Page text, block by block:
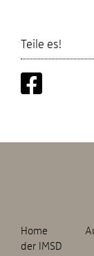
Teile es!
Home
der IMSD